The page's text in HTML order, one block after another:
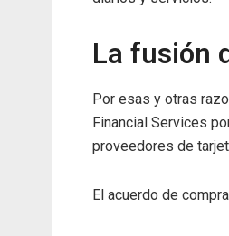
La fusión
Por esas y otras
Financial Services
proveedores de
El acuerdo de